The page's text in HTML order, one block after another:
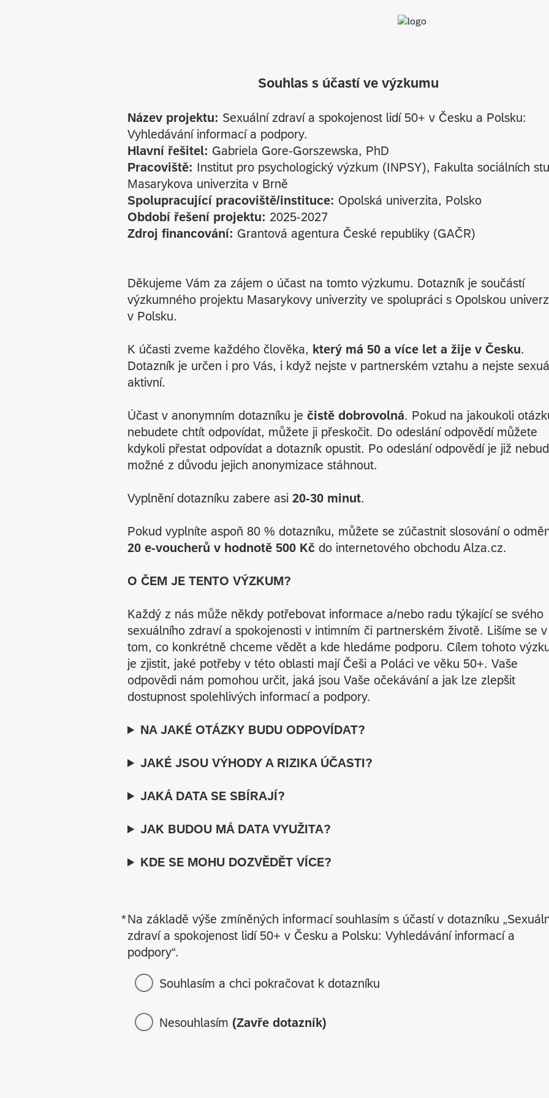
Souhlas s účastí ve výzkumu
Název projektu: Sexuální zdraví a spokojenost lidí 50+ v Česku a Polsku:
Vyhledávání informací a podpory.
Hlavní řešitel: Gabriela Gore-Gorszewska, PhD
Pracoviště: Institut pro psychologický výzkum (INPSY), Fakulta sociálních
Masarykova univerzita v Brně
Spolupracující pracoviště/instituce: Opolská univerzita, Polsko
Období řešení projektu: 2025-2027
Zdroj financování: Grantová agentura České republiky (GAČR)
Děkujeme Vám za zájem o účast na tomto výzkumu. Dotazník je součástí
výzkumného projektu Masarykovy univerzity ve spolupráci s Opolskou
v Polsku.
K účasti zveme každého člověka, který má 50 a více let a žije v Česku.
Dotazník je určen i pro Vás, i když nejste v partnerském vztahu a nejste
aktivní.
Účast v anonymním dotazníku je čistě dobrovolná. Pokud na jakoukoli
nebudete chtít odpovídat, můžete ji přeskočit. Do odeslání odpovědí můžete
kdykoli přestat odpovídat a dotazník opustit. Po odeslání odpovědí je již
možné z důvodu jejich anonymizace stáhnout.
Vyplnění dotazníku zabere asi 20-30 minut.
Pokud vyplníte aspoň 80 % dotazníku, můžete se zúčastnit slosování o
20 e-voucherů v hodnotě 500 Kč do internetového obchodu Alza.cz.
O ČEM JE TENTO VÝZKUM?
Každý z nás může někdy potřebovat informace a/nebo radu týkající se svého
sexuálního zdraví a spokojenosti v intimním či partnerském životě. Lišíme se v
tom, co konkrétně chceme vědět a kde hledáme podporu. Cílem tohoto
je zjistit, jaké potřeby v této oblasti mají Češi a Poláci ve věku 50+. Vaše
odpovědi nám pomohou určit, jaká jsou Vaše očekávání a jak lze zlepšit
dostupnost spolehlivých informací a podpory.
NA JAKÉ OTÁZKY BUDU ODPOVÍDAT?
JAKÉ JSOU VÝHODY A RIZIKA ÚČASTI?
JAKÁ DATA SE SBÍRAJÍ?
JAK BUDOU MÁ DATA VYUŽITA?
KDE SE MOHU DOZVĚDĚT VÍCE?
*Na základě výše zmíněných informací souhlasím s účastí v dotazníku
zdraví a spokojenost lidí 50+ v Česku a Polsku: Vyhledávání informací a
podpory“.
Required
Souhlasím a chci pokračovat k dotazníku
Nesouhlasím (Zavře dotazník)